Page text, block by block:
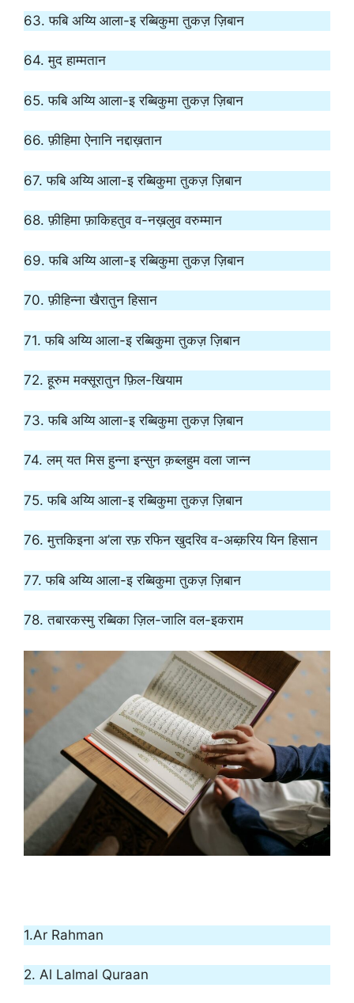
63. फबि अय्यि आला-इ रब्बिकुमा तुकज़ ज़िबान
64. मुद हाम्मतान
65. फबि अय्यि आला-इ रब्बिकुमा तुकज़ ज़िबान
66. फ़ीहिमा ऐनानि नद्दाख़तान
67. फबि अय्यि आला-इ रब्बिकुमा तुकज़ ज़िबान
68. फ़ीहिमा फ़ाकिहतुव व-नख़लुव वरुम्मान
69. फबि अय्यि आला-इ रब्बिकुमा तुकज़ ज़िबान
70. फ़ीहिन्ना खैरातुन हिसान
71. फबि अय्यि आला-इ रब्बिकुमा तुकज़ ज़िबान
72. हूरुम मक्सूरातुन फ़िल-खियाम
73. फबि अय्यि आला-इ रब्बिकुमा तुकज़ ज़िबान
74. लम् यत मिस हुन्ना इन्सुन क़ब्लहुम वला जान्न
75. फबि अय्यि आला-इ रब्बिकुमा तुकज़ ज़िबान
76. मुत्तकिइना अ’ला रफ़ रफिन खुदरिव व-अब्क़रिय यिन हिसान
77. फबि अय्यि आला-इ रब्बिकुमा तुकज़ ज़िबान
78. तबारकस्मु रब्बिका ज़िल-जालि वल-इकराम
1.Ar Rahman
2. Al Lalmal Quraan